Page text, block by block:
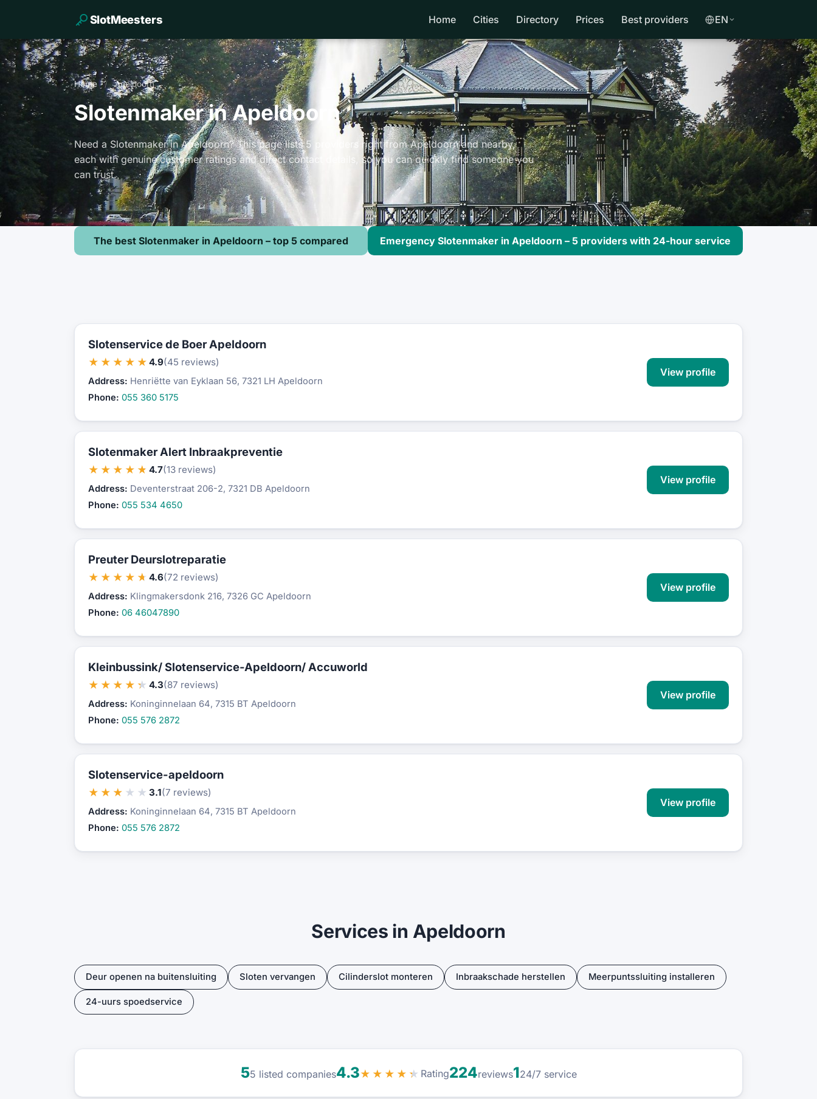
SlotMeesters Home Cities Directory Prices Best providers EN
Home / Apeldoorn
Slotenmaker in Apeldoorn
Need a Slotenmaker in Apeldoorn? This page lists 5 providers right from Apeldoorn and nearby,
each with genuine customer ratings and direct contact details, so you can quickly find someone you
can trust.
The best Slotenmaker in Apeldoorn – top 5 compared Emergency Slotenmaker in Apeldoorn – 5 providers with 24-hour service
Slotenservice de Boer Apeldoorn
★★★★★ 4.9(45 reviews)
Address: Henriëtte van Eyklaan 56, 7321 LH Apeldoorn
Phone: 055 360 5175
View profile
Slotenmaker Alert Inbraakpreventie
★★★★★ 4.7(13 reviews)
Address: Deventerstraat 206-2, 7321 DB Apeldoorn
Phone: 055 534 4650
View profile
Preuter Deurslotreparatie
★★★★★ 4.6(72 reviews)
Address: Klingmakersdonk 216, 7326 GC Apeldoorn
Phone: 06 46047890
View profile
Kleinbussink/ Slotenservice-Apeldoorn/ Accuworld
★★★★★ 4.3(87 reviews)
Address: Koninginnelaan 64, 7315 BT Apeldoorn
Phone: 055 576 2872
View profile
Slotenservice-apeldoorn
★★★★★ 3.1(7 reviews)
Address: Koninginnelaan 64, 7315 BT Apeldoorn
Phone: 055 576 2872
View profile
Services in Apeldoorn
Deur openen na buitensluiting Sloten vervangen Cilinderslot monteren Inbraakschade herstellen Meerpuntssluiting installeren
24-uurs spoedservice
55 listed companies4.3★★★★★ Rating224reviews124/7 service